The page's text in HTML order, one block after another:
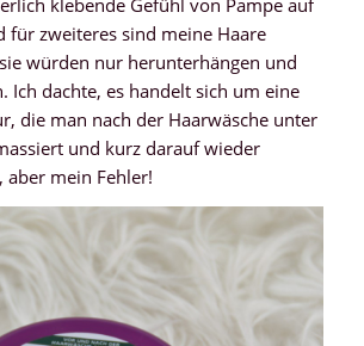
klebende Gefühl von Pampe auf
für zweiteres sind meine Haare
würden nur herunterhängen und
Ich dachte, es handelt sich um eine
die man nach der Haarwäsche unter
und kurz darauf wieder
aber mein Fehler!